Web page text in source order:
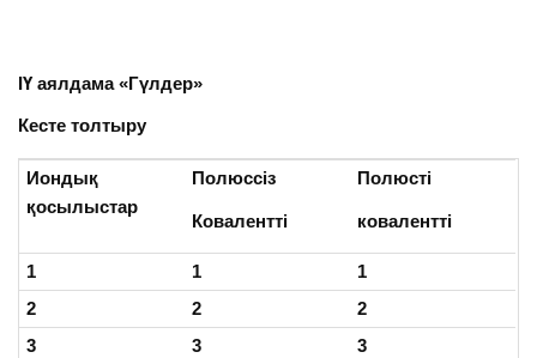
ІҮ аялдама «Гүлдер»
Кесте толтыру
Иондық
қосылыстар
Полюссіз
Ковалентті
Полюсті
ковалентті
1 1
1
2
2
2
3
3 3